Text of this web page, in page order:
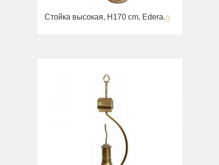
Стойка высокая, H170 cm, Edera.